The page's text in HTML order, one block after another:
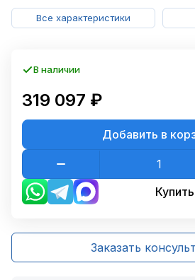
Все характеристики
В наличии
319 097 ₽
Добавить в
Заказать